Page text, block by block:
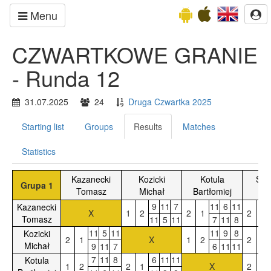
Menu
CZWARTKOWE GRANIE
- Runda 12
31.07.2025 24 Druga Czwartka 2025
Starting list Groups Results Matches
Statistics
Grupa 1
Kazanecki
Tomasz
Kozicki
Michał
Kotula
Bartłomiej
Kazanecki
Tomasz
X 1 2
9 11 7
11 5 11
2 1
11 6 11
7 11 8
2
Kozicki
Michał
2 1
11 5 11
9 11 7
X 1 2
11 9 8
6 11 11
2
Kotula
1 2
7 11 8
2 1
6 11 11
X 2